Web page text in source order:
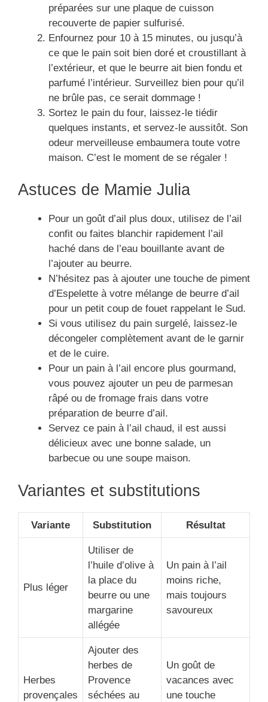
préparées sur une plaque de cuisson
recouverte de papier sulfurisé.
Enfournez pour 10 à 15 minutes, ou jusqu’à
ce que le pain soit bien doré et croustillant à
l’extérieur, et que le beurre ait bien fondu et
parfumé l’intérieur. Surveillez bien pour qu’il
ne brûle pas, ce serait dommage !
Sortez le pain du four, laissez-le tiédir
quelques instants, et servez-le aussitôt. Son
odeur merveilleuse embaumera toute votre
maison. C’est le moment de se régaler !
Astuces de Mamie Julia
Pour un goût d’ail plus doux, utilisez de l’ail
confit ou faites blanchir rapidement l’ail
haché dans de l’eau bouillante avant de
l’ajouter au beurre.
N’hésitez pas à ajouter une touche de piment
d’Espelette à votre mélange de beurre d’ail
pour un petit coup de fouet rappelant le Sud.
Si vous utilisez du pain surgelé, laissez-le
décongeler complètement avant de le garnir
et de le cuire.
Pour un pain à l’ail encore plus gourmand,
vous pouvez ajouter un peu de parmesan
râpé ou de fromage frais dans votre
préparation de beurre d’ail.
Servez ce pain à l’ail chaud, il est aussi
délicieux avec une bonne salade, un
barbecue ou une soupe maison.
Variantes et substitutions
Variante Substitution Résultat
Plus léger
Utiliser de
l’huile d’olive à
la place du
beurre ou une
margarine
allégée
Un pain à l’ail
moins riche,
mais toujours
savoureux
Herbes
provençales
Ajouter des
herbes de
Provence
séchées au
Un goût de
vacances avec
une touche